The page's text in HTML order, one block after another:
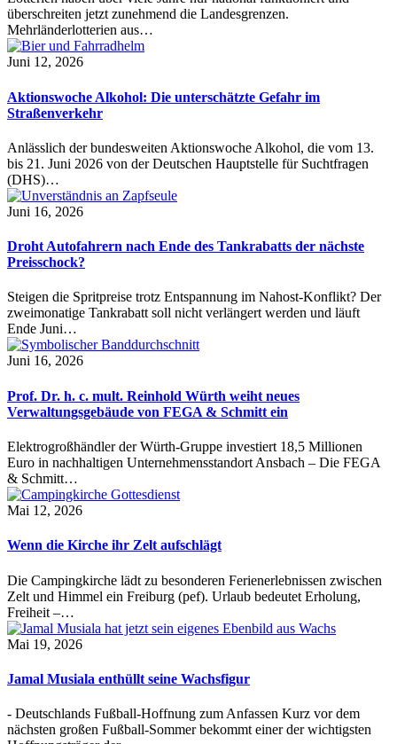
überschreiten jetzt zunehmend die Landesgrenzen.
Mehrländerlotterien aus…
Juni 12, 2026
Aktionswoche Alkohol: Die unterschätzte Gefahr im
Straßenverkehr
Anlässlich der bundesweiten Aktionswoche Alkohol, die vom 13.
bis 21. Juni 2026 von der Deutschen Hauptstelle für Suchtfragen
(DHS)…
Juni 16, 2026
Droht Autofahrern nach Ende des Tankrabatts der nächste
Preisschock?
Steigen die Spritpreise trotz Entspannung im Nahost-Konflikt? Der
zweimonatige Tankrabatt soll nicht verlängert werden und läuft
Ende Juni…
Juni 16, 2026
Prof. Dr. h. c. mult. Reinhold Würth weiht neues
Verwaltungsgebäude von FEGA & Schmitt ein
Elektrogroßhändler der Würth-Gruppe investiert 18,5 Millionen
Euro in nachhaltigen Unternehmensstandort Ansbach – Die FEGA
& Schmitt…
Mai 12, 2026
Wenn die Kirche ihr Zelt aufschlägt
Die Campingkirche lädt zu besonderen Ferienerlebnissen zwischen
Zelt und Himmel ein Freiburg (pef). Urlaub bedeutet Erholung,
Freiheit –…
Mai 19, 2026
Jamal Musiala enthüllt seine Wachsfigur
- Deutschlands Fußball-Hoffnung zum Anfassen Kurz vor dem
nächsten großen Fußball-Sommer bekommt einer der wichtigsten